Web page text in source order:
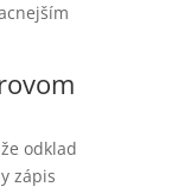
odklad
zápis